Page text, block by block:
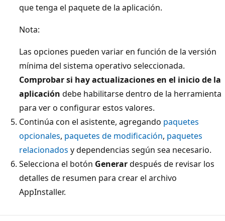
que tenga el paquete de la aplicación.
Nota:
Las opciones pueden variar en función de la versión
mínima del sistema operativo seleccionada.
Comprobar si hay actualizaciones en el inicio de la
aplicación debe habilitarse dentro de la herramienta
para ver o configurar estos valores.
Continúa con el asistente, agregando paquetes
opcionales, paquetes de modificación, paquetes
relacionados y dependencias según sea necesario.
Selecciona el botón Generardespués de revisar los
detalles de resumen para crear el archivo
AppInstaller.
Modo